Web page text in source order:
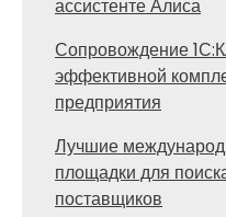
ассистенте Алиса
Сопровождение
эффективной
предприятия
Лучшие
площадки для
поставщиков